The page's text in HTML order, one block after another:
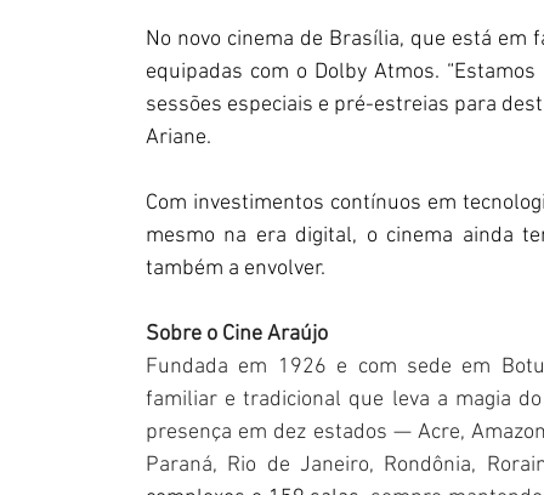
No novo cinema de Brasília, que está em
equipadas com o Dolby Atmos.
sessões especiais e pré-estreias para
Ariane.
Com investimentos contínuos em
mesmo na era digital, o cinema ainda
também a envolver.
Sobre o Cine Araújo
Fundada em 1926 e com sede em
familiar e tradicional que leva a magia
presença em dez estados — Acre,
Paraná, Rio de Janeiro, Rondônia,